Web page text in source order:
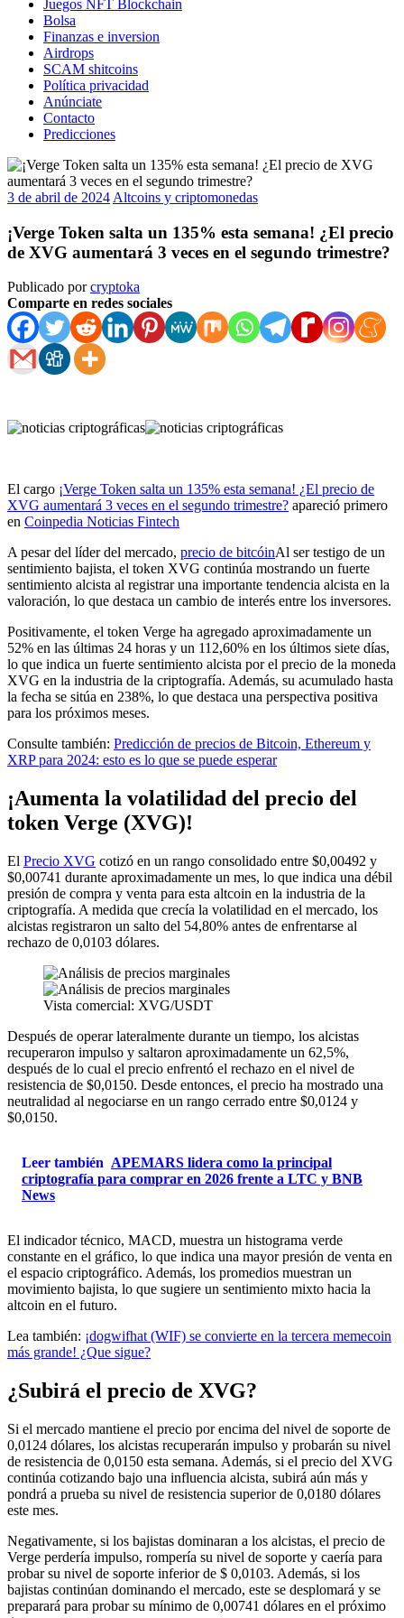
Juegos NFT Blockchain
Bolsa
Finanzas e inversion
Airdrops
SCAM shitcoins
Política privacidad
Anúnciate
Contacto
Predicciones
3 de abril de 2024 Altcoins y criptomonedas
¡Verge Token salta un 135% esta semana! ¿El precio
de XVG aumentará 3 veces en el segundo trimestre?
Publicado porcryptoka
Comparte en redes sociales
El cargo ¡Verge Token salta un 135% esta semana! ¿El precio de
XVG aumentará 3 veces en el segundo trimestre? apareció primero
en Coinpedia Noticias Fintech
A pesar del líder del mercado, precio de bitcóinAl ser testigo de un
sentimiento bajista, el token XVG continúa mostrando un fuerte
sentimiento alcista al registrar una importante tendencia alcista en la
valoración, lo que destaca un cambio de interés entre los inversores.
Positivamente, el token Verge ha agregado aproximadamente un
52% en las últimas 24 horas y un 112,60% en los últimos siete días,
lo que indica un fuerte sentimiento alcista por el precio de la moneda
XVG en la industria de la criptografía. Además, su acumulado hasta
la fecha se sitúa en 238%, lo que destaca una perspectiva positiva
para los próximos meses.
Consulte también: Predicción de precios de Bitcoin, Ethereum y
XRP para 2024: esto es lo que se puede esperar
¡Aumenta la volatilidad del precio del
token Verge (XVG)!
El Precio XVG cotizó en un rango consolidado entre $0,00492 y
$0,00741 durante aproximadamente un mes, lo que indica una débil
presión de compra y venta para esta altcoin en la industria de la
criptografía. A medida que crecía la volatilidad en el mercado, los
alcistas registraron un salto del 54,80% antes de enfrentarse al
rechazo de 0,0103 dólares.
Vista comercial: XVG/USDT
Después de operar lateralmente durante un tiempo, los alcistas
recuperaron impulso y saltaron aproximadamente un 62,5%,
después de lo cual el precio enfrentó el rechazo en el nivel de
resistencia de $0,0150. Desde entonces, el precio ha mostrado una
neutralidad al negociarse en un rango cerrado entre $0,0124 y
$0,0150.
Leer también APEMARS lidera como la principal
criptografía para comprar en 2026 frente a LTC y BNB
News
El indicador técnico, MACD, muestra un histograma verde
constante en el gráfico, lo que indica una mayor presión de venta en
el espacio criptográfico. Además, los promedios muestran un
movimiento bajista, lo que sugiere un sentimiento mixto hacia la
altcoin en el futuro.
Lea también: ¡dogwifhat (WIF) se convierte en la tercera memecoin
más grande! ¿Que sigue?
¿Subirá el precio de XVG?
Si el mercado mantiene el precio por encima del nivel de soporte de
0,0124 dólares, los alcistas recuperarán impulso y probarán su nivel
de resistencia de 0,0150 esta semana. Además, si el precio del XVG
continúa cotizando bajo una influencia alcista, subirá aún más y
pondrá a prueba su nivel de resistencia superior de 0,0180 dólares
este mes.
Negativamente, si los bajistas dominaran a los alcistas, el precio de
Verge perdería impulso, rompería su nivel de soporte y caería para
probar su nivel de soporte inferior de $ 0,0103. Además, si los
bajistas continúan dominando el mercado, este se desplomará y se
preparará para probar su mínimo de 0,00741 dólares en el próximo